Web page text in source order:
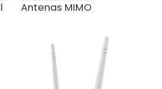
Antenas MIMO